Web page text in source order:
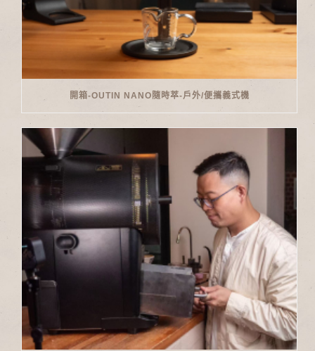
開箱-OUTIN NANO隨時萃-戶外/便攜義式機